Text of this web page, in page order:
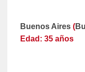
Buenos Aires (
Edad: 35 años